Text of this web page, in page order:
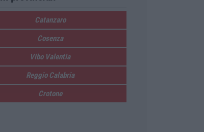
Catanzaro
Cosenza
Vibo Valentia
Reggio Calabria
Crotone